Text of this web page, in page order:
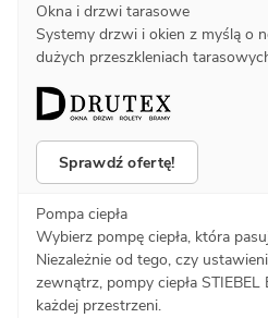
Okna i drzwi tarasowe
Systemy drzwi i okien z myślą o
dużych przeszkleniach
Sprawdź ofertę!
Pompa ciepła
Wybierz pompę ciepła, która
Niezależnie od tego, czy
zewnątrz, pompy ciepła STIEBEL
każdej przestrzeni.